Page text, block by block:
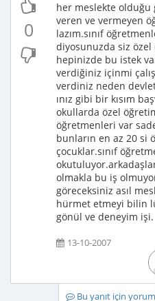
0
her meslekte olduğu
veren ve vermeyen
lazım.sınıf
diyosunuzda siz
hepinizde bu istek
verdiğiniz içinmi
verdiniz neden
ınız gibi bir kısım
okullarda özel
öğretmenleri var
bunların en az 20 si
çocuklar.sınıf
olmakla bu iş
göreceksiniz asıl
hürmet etmeyi bilin
gönül ve deneyim işi.
13-10-2007
Bu yanıt için